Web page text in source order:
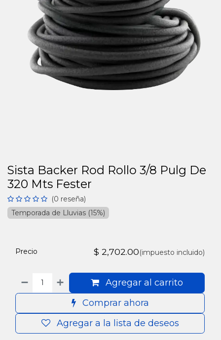
Sista Backer Rod Rollo 3/8 Pulg De
320 Mts Fester
(0 reseña)
Temporada de Lluvias (15%)
Agregar al carrito
Comprar ahora
Agregar a la lista de deseos
Precio $ 2,702.00(impuesto incluido)